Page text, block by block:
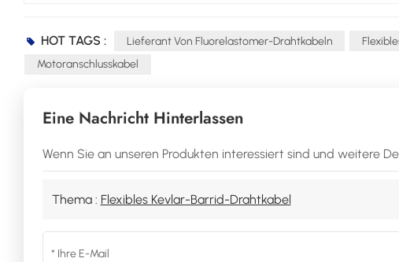
HOT TAGS : Lieferant Von Fluorelastomer-Drahtkabeln
Motoranschlusskabel
Eine Nachricht Hinterlassen
Wenn Sie an unseren Produkten interessiert sind und weitere
Thema : Flexibles Kevlar-Barrid-Drahtkabel